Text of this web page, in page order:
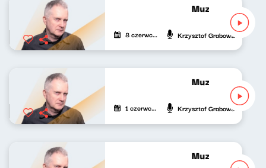
Muzyka bardzo
8 czerwca 2026 Krzysztof Grabowski
Muzyka bardzo
1 czerwca 2026 Krzysztof Grabowski
Muzyka bardzo